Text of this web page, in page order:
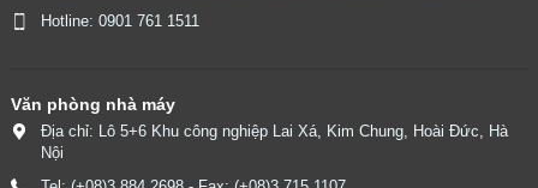
Hotline: 0901 761 1511
Văn phòng nhà máy
Địa chỉ: Lô 5+6 Khu công nghiệp Lai Xá, Kim Chung, Hoài Đức, Hà
Nội